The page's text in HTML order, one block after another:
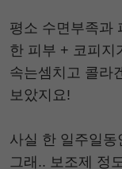
평소 수면부족과
한 피부 + 코피지
속는셈치고 콜라
보았지요!
사실 한 일주일
그래.. 보조제 정